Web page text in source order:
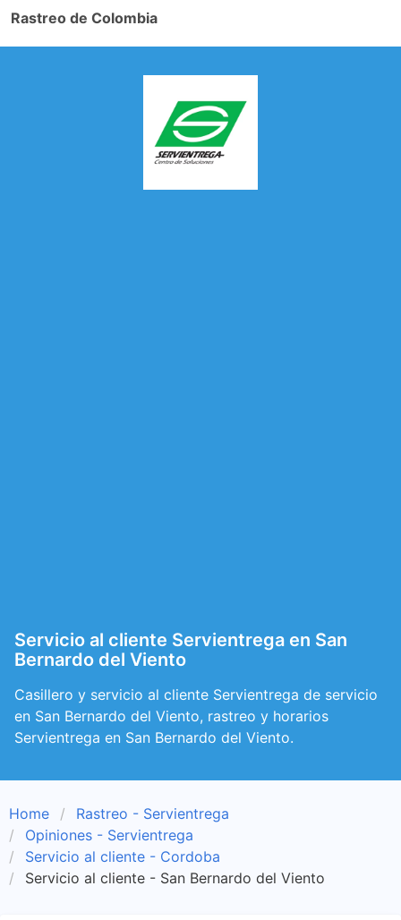
Rastreo de Colombia
Servicio al cliente Servientrega en San
Bernardo del Viento
Casillero y servicio al cliente Servientrega de servicio
en San Bernardo del Viento, rastreo y horarios
Servientrega en San Bernardo del Viento.
Home
Rastreo - Servientrega
Opiniones - Servientrega
Servicio al cliente - Cordoba
Servicio al cliente - San Bernardo del Viento